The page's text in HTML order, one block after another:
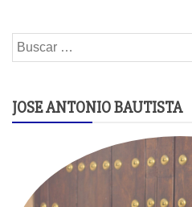
Buscar:
JOSE ANTONIO BAUTISTA